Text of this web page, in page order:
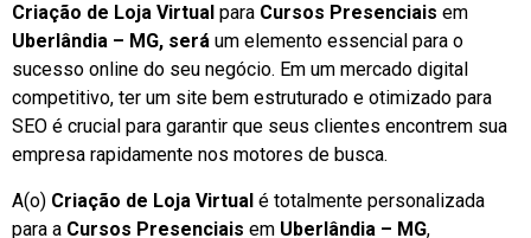
Criação de Loja Virtual para Cursos Presenciais em
Uberlândia – MG, será um elemento essencial para o
sucesso online do seu negócio. Em um mercado digital
competitivo, ter um site bem estruturado e otimizado para
SEO é crucial para garantir que seus clientes encontrem sua
empresa rapidamente nos motores de busca.
A(o) Criação de Loja Virtual é totalmente personalizada
para a Cursos Presenciais em Uberlândia – MG,